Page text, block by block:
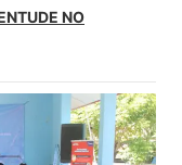
NO